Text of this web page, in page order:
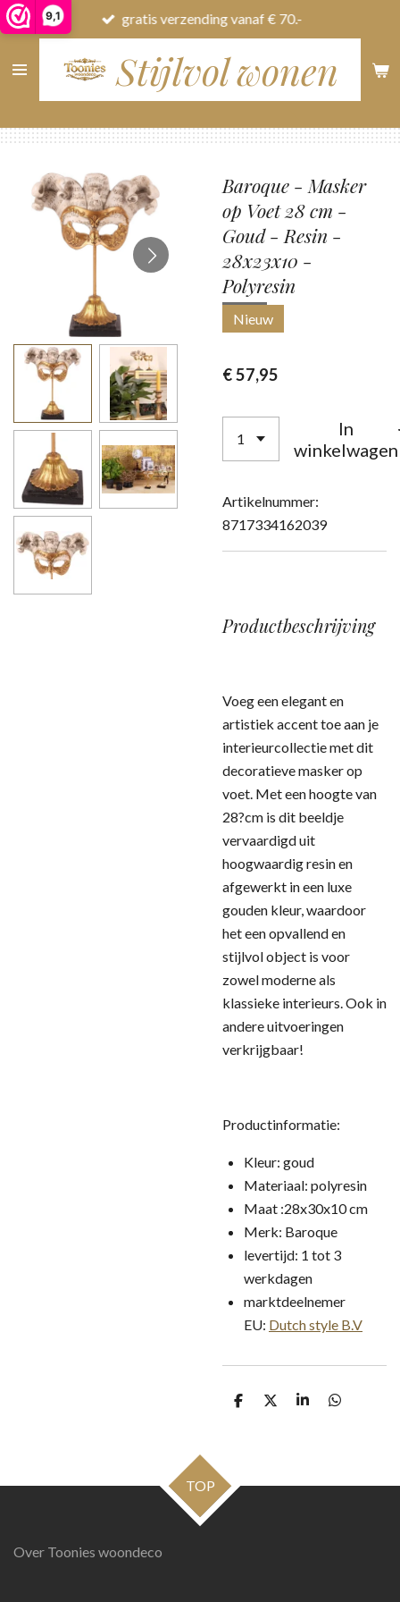
9,1
Ga
direct
naar
Stijlvol wonen
gratis verzending vanaf € 70.-
Baroque - Masker
op Voet 28 cm -
Goud - Resin -
28x23x10 -
Polyresin
Nieuw
€ 57,95
In
winkelwagen
Artikelnummer:
8717334162039
Productbeschrijving
Voeg een elegant en
artistiek accent toe aan je
interieurcollectie met dit
decoratieve masker op
voet. Met een hoogte van
28?cm is dit beeldje
vervaardigd uit
hoogwaardig resin en
afgewerkt in een luxe
gouden kleur, waardoor
het een opvallend en
stijlvol object is voor
zowel moderne als
klassieke interieurs. Ook in
andere uitvoeringen
verkrijgbaar!
Productinformatie:
Kleur: goud
Materiaal: polyresin
Maat :28x30x10 cm
Merk: Baroque
levertijd: 1 tot 3
werkdagen
marktdeelnemer
EU: Dutch style B.V
D
D
S
D
TOP
Over Toonies woondeco